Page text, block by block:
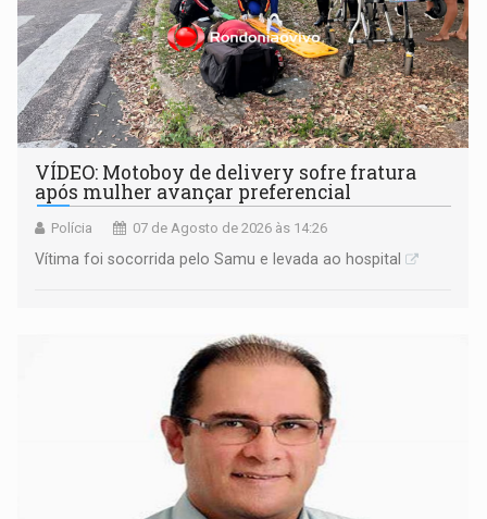
VÍDEO: Motoboy de delivery sofre fratura
após mulher avançar preferencial
Polícia 07 de Agosto de 2026 às 14:26
Vítima foi socorrida pelo Samu e levada ao hospital